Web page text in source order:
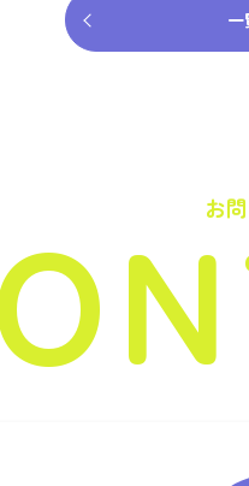
一
お